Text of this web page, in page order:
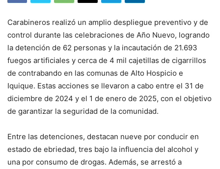
Carabineros realizó un amplio despliegue preventivo y de
control durante las celebraciones de Año Nuevo, logrando
la detención de 62 personas y la incautación de 21.693
fuegos artificiales y cerca de 4 mil cajetillas de cigarrillos
de contrabando en las comunas de Alto Hospicio e
Iquique. Estas acciones se llevaron a cabo entre el 31 de
diciembre de 2024 y el 1 de enero de 2025, con el objetivo
de garantizar la seguridad de la comunidad.
Entre las detenciones, destacan nueve por conducir en
estado de ebriedad, tres bajo la influencia del alcohol y
una por consumo de drogas. Además, se arrestó a